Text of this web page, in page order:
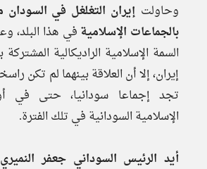
وحاولت إيران التغلغل في
بالجماعات الإسلامية في هذا البلد،
السمة الإسلامية الراديكالية
إيران، إلا أن العلاقة بينهما لم تكن
تجد إجماعا سودانيا، حتى في
الإسلامية السودانية في تلك الفترة.